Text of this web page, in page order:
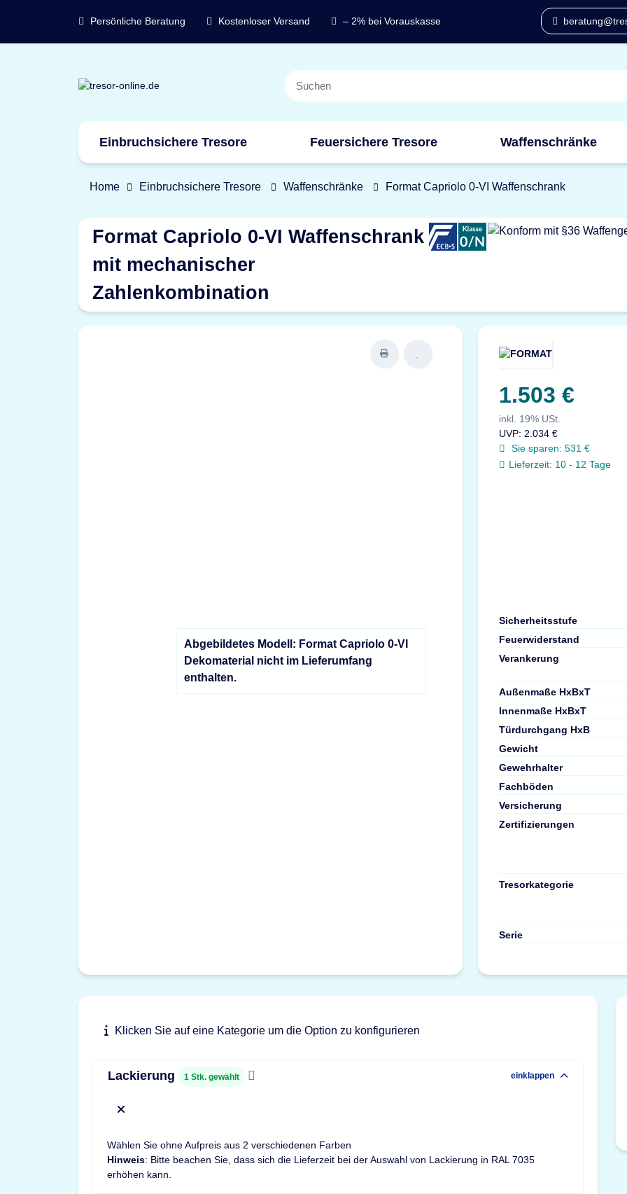
Persönliche Beratung Kostenloser Versand – 2% bei Vorauskasse
Einbruchsichere Tresore Feuersichere Tresore Waffenschränke
Marken
Home Einbruchsichere Tresore Waffenschränke Format Capriolo 0-VI Waffenschrank
Format Capriolo 0-VI Waffenschrank
mit mechanischer
Zahlenkombination
Abgebildetes Modell: Format Capriolo 0-VI
Dekomaterial nicht im Lieferumfang
enthalten.
1.503 €
inkl. 19% USt.
UVP: 2.034 €
Sie sparen:531 €
Lieferzeit: 10 - 12 Tage
Sicherheitsstufe
Feuerwiderstand
Verankerung
Außenmaße HxBxT
Innenmaße HxBxT
Türdurchgang HxB
Gewicht
Gewehrhalter
Fachböden
Versicherung
Zertifizierungen
Tresorkategorie
Serie
Klicken Sie auf eine Kategorie um die Option zu konfigurieren
Lackierung 1 Stk. gewählt einklappen
Wählen Sie ohne Aufpreis aus 2 verschiedenen Farben
Hinweis: Bitte beachen Sie, dass sich die Lieferzeit bei der Auswahl von Lackierung in RAL 7035
erhöhen kann.